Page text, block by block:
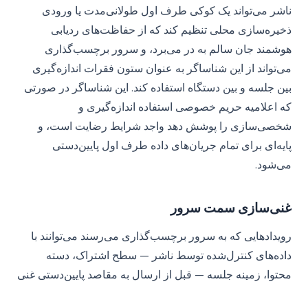
ناشر می‌تواند یک کوکی طرف اول طولانی‌مدت یا ورودی
ذخیره‌سازی محلی تنظیم کند که از حفاظت‌های ردیابی
هوشمند جان سالم به در می‌برد، و سرور برچسب‌گذاری
می‌تواند از این شناساگر به عنوان ستون فقرات اندازه‌گیری
بین جلسه و بین دستگاه استفاده کند. این شناساگر در صورتی
که اعلامیه حریم خصوصی استفاده اندازه‌گیری و
شخصی‌سازی را پوشش دهد واجد شرایط رضایت است، و
پایه‌ای برای تمام جریان‌های داده طرف اول پایین‌دستی
می‌شود.
غنی‌سازی سمت سرور
رویدادهایی که به سرور برچسب‌گذاری می‌رسند می‌توانند با
داده‌های کنترل‌شده توسط ناشر — سطح اشتراک، دسته
محتوا، زمینه جلسه — قبل از ارسال به مقاصد پایین‌دستی غنی